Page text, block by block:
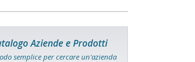
Aziende e Prodotti
semplice per cercare un'azienda